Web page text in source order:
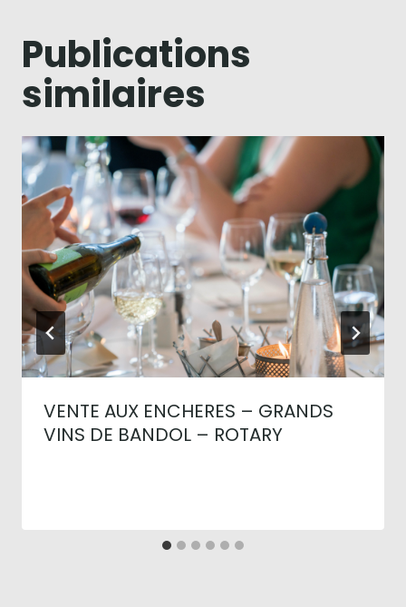
Publications
similaires
VENTE AUX ENCHERES – GRANDS
VINS DE BANDOL – ROTARY